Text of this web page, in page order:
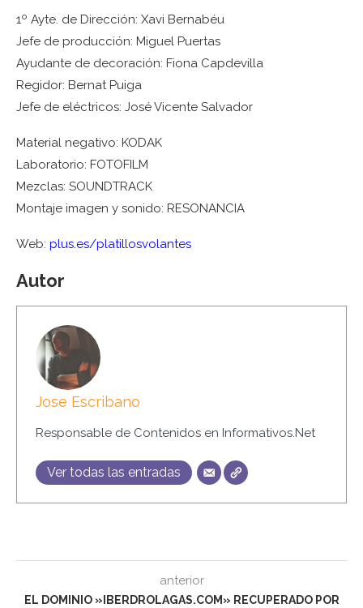
1º Ayte. de Dirección: Xavi Bernabéu
Jefe de producción: Miguel Puertas
Ayudante de decoración: Fiona Capdevilla
Regidor: Bernat Puiga
Jefe de eléctricos: José Vicente Salvador
Material negativo: KODAK
Laboratorio: FOTOFILM
Mezclas: SOUNDTRACK
Montaje imagen y sonido: RESONANCIA
Web: plus.es/platillosvolantes
Autor
Jose Escribano
Responsable de Contenidos en Informativos.Net
Ver todas las entradas
anterior
EL DOMINIO »IBERDROLAGAS.COM» RECUPERADO POR